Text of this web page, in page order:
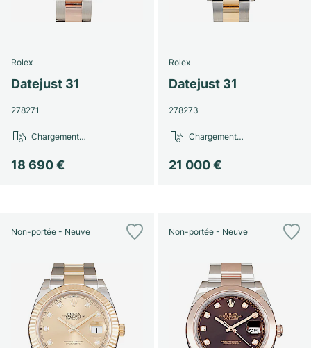
Rolex
Datejust 31
278271
18 690 €
Chargement…
Rolex
Datejust 31
278273
21 000 €
Chargement…
Non-portée - Neuve Non-portée - Neuve